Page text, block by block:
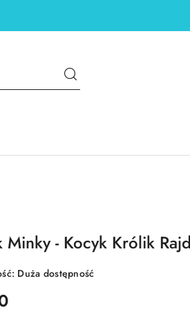
Minky - Kocyk Królik
Duża dostępność